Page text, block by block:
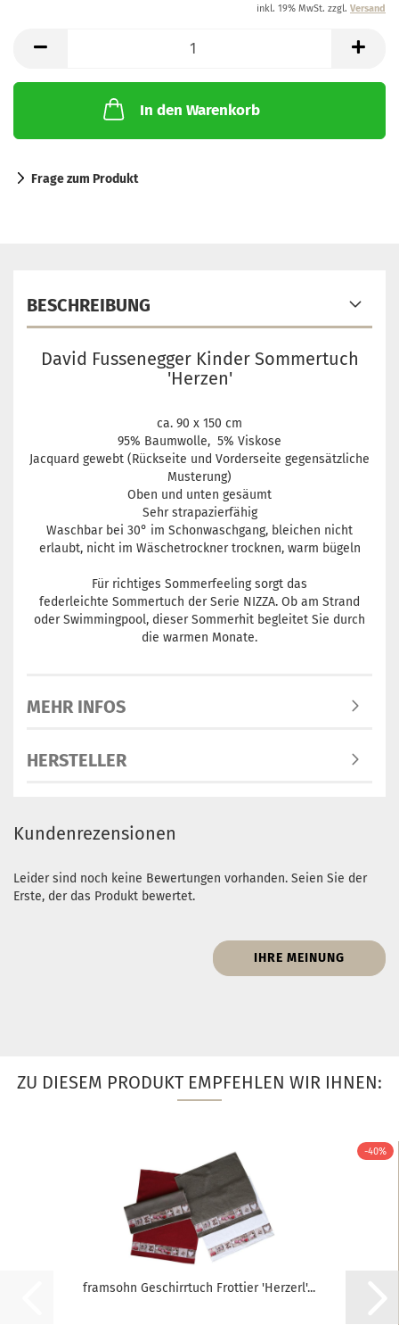
inkl. 19% MwSt. zzgl. Versand
In den Warenkorb
Frage zum Produkt
BESCHREIBUNG
David Fussenegger Kinder Sommertuch
'Herzen'
ca. 90 x 150 cm
95% Baumwolle, 5% Viskose
Jacquard gewebt (Rückseite und Vorderseite gegensätzliche
Musterung)
Oben und unten gesäumt
Sehr strapazierfähig
Waschbar bei 30° im Schonwaschgang, bleichen nicht
erlaubt, nicht im Wäschetrockner trocknen, warm bügeln
Für richtiges Sommerfeeling sorgt das
federleichte Sommertuch der Serie NIZZA. Ob am Strand
oder Swimmingpool, dieser Sommerhit begleitet Sie durch
die warmen Monate.
MEHR INFOS
HERSTELLER
Kundenrezensionen
Leider sind noch keine Bewertungen vorhanden. Seien Sie der
Erste, der das Produkt bewertet.
IHRE MEINUNG
ZU DIESEM PRODUKT EMPFEHLEN WIR IHNEN:
-40%
framsohn Geschirrtuch Frottier 'Herzerl'...